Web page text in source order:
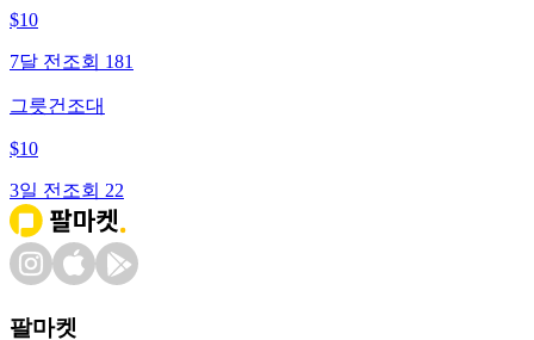
$10
7달 전 조회 181
그릇건조대
$10
3일 전 조회 22
팔마켓